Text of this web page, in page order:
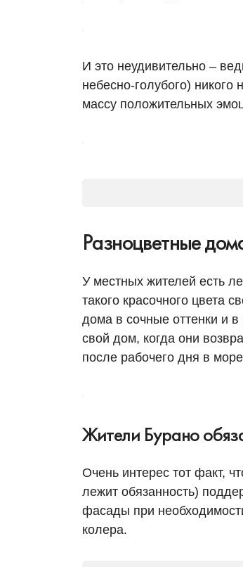
И это неудивительно –
небесно-голубого)
массу положительных
Разноцветные
У местных жителей есть
такого красочного цвета
дома в сочные оттенки и
свой дом, когда они
после рабочего дня в
Жители Бурано
Очень интерес тот факт,
лежит обязанность)
фасады при
колера.